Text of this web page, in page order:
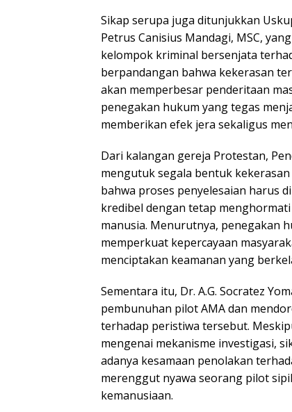
Sikap serupa juga ditunjukkan
Petrus Canisius Mandagi, MSC,
kelompok kriminal bersenjata
berpandangan bahwa kekerasan
akan memperbesar penderitaan
penegakan hukum yang tegas
memberikan efek jera sekaligus
Dari kalangan gereja Protestan,
mengutuk segala bentuk
bahwa proses penyelesaian harus
kredibel dengan tetap
manusia. Menurutnya, penegakan
memperkuat kepercayaan
menciptakan keamanan yang
Sementara itu, Dr. A.G. Socratez
pembunuhan pilot AMA dan
terhadap peristiwa tersebut.
mengenai mekanisme investigasi,
adanya kesamaan penolakan
merenggut nyawa seorang pilot
kemanusiaan.